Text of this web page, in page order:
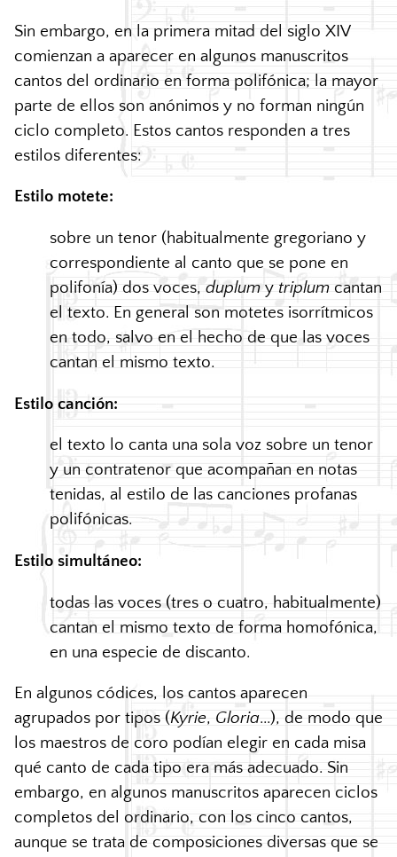
Sin embargo, en la primera mitad del siglo XIV
comienzan a aparecer en algunos manuscritos
cantos del ordinario en forma polifónica; la mayor
parte de ellos son anónimos y no forman ningún
ciclo completo. Estos cantos responden a tres
estilos diferentes:
Estilo motete:
sobre un tenor (habitualmente gregoriano y
correspondiente al canto que se pone en
polifonía) dos voces,duplumy triplum cantan
el texto. En general son motetes isorrítmicos
en todo, salvo en el hecho de que las voces
cantan el mismo texto.
Estilo canción:
el texto lo canta una sola voz sobre un tenor
y un contratenor que acompañan en notas
tenidas, al estilo de las canciones profanas
polifónicas.
Estilo simultáneo:
todas las voces (tres o cuatro, habitualmente)
cantan el mismo texto de forma homofónica,
en una especie de discanto.
En algunos códices, los cantos aparecen
agrupados por tipos (Kyrie, Gloria...), de modo que
los maestros de coro podían elegir en cada misa
qué canto de cada tipo era más adecuado. Sin
embargo, en algunos manuscritos aparecen ciclos
completos del ordinario, con los cinco cantos,
aunque se trata de composiciones diversas que se